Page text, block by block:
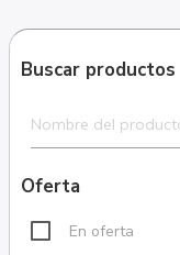
Buscar productos
Oferta
En oferta